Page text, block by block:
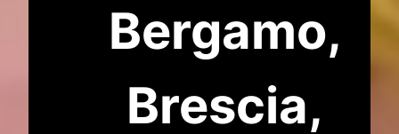
Bergamo,
Brescia,